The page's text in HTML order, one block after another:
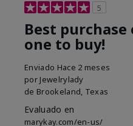
5
Best purchase
one to buy!
Enviado Hace 2 meses
por Jewelrylady
de Brookeland, Texas
Evaluado en
marykay.com/en-us/